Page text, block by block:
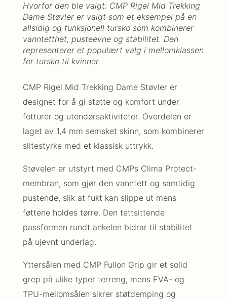
Hvorfor den ble valgt: CMP Rigel Mid Trekking
Dame Støvler er valgt som et eksempel på en
allsidig og funksjonell tursko som kombinerer
vanntetthet, pusteevne og stabilitet. Den
representerer et populært valg i mellomklassen
for tursko til kvinner.
CMP Rigel Mid Trekking Dame Støvler er
designet for å gi støtte og komfort under
fotturer og utendørsaktiviteter. Overdelen er
laget av 1,4 mm semsket skinn, som kombinerer
slitestyrke med et klassisk uttrykk.
Støvelen er utstyrt med CMPs Clima Protect-
membran, som gjør den vanntett og samtidig
pustende, slik at fukt kan slippe ut mens
føttene holdes tørre. Den tettsittende
passformen rundt ankelen bidrar til stabilitet
på ujevnt underlag.
Yttersålen med CMP Fullon Grip gir et solid
grep på ulike typer terreng, mens EVA- og
TPU-mellomsålen sikrer støtdemping og